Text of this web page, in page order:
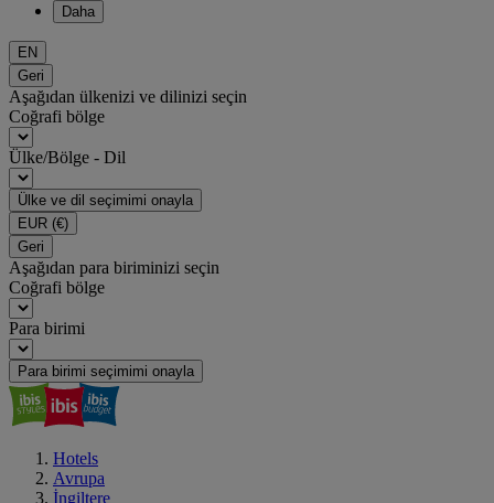
Daha
EN
Geri
Aşağıdan ülkenizi ve dilinizi seçin
Coğrafi bölge
Ülke/Bölge - Dil
Ülke ve dil seçimimi onayla
EUR (€)
Geri
Aşağıdan para biriminizi seçin
Coğrafi bölge
Para birimi
Para birimi seçimimi onayla
Hotels
Avrupa
İngiltere